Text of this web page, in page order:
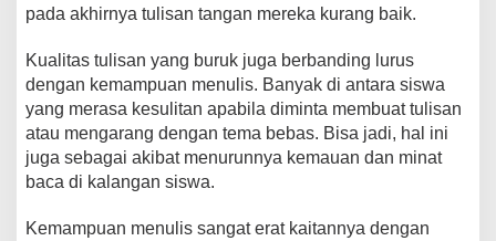
pada akhirnya tulisan tangan mereka kurang baik.
Kualitas tulisan yang buruk juga berbanding lurus
dengan kemampuan menulis. Banyak di antara siswa
yang merasa kesulitan apabila diminta membuat tulisan
atau mengarang dengan tema bebas. Bisa jadi, hal ini
juga sebagai akibat menurunnya kemauan dan minat
baca di kalangan siswa.
Kemampuan menulis sangat erat kaitannya dengan